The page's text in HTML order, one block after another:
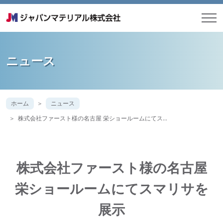
ニュース
ホーム
ニュース
株式会社ファースト様の名古屋 栄ショールームにてス…
株式会社ファースト様の名古屋
栄ショールームにてスマリサを
展示